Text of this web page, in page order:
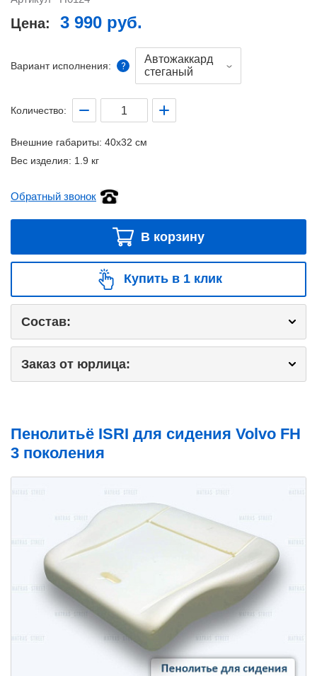
Цена: 3 990 руб.
Вариант исполнения:
Автожаккард
стеганый
Количество:
Внешние габариты: 40x32 см
Вес изделия: 1.9 кг
Обратный звонок
В корзину
Купить в 1 клик
Состав:
Заказ от юрлица:
Пенолитьё ISRI для сидения Volvo FH
3 поколения